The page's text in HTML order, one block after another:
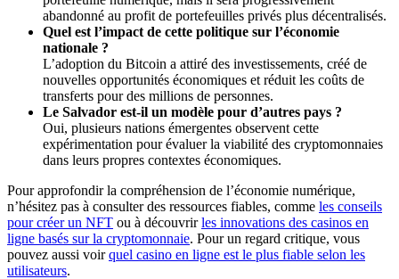
abandonné au profit de portefeuilles privés plus décentralisés.
Quel est l’impact de cette politique sur l’économie
nationale ?
L’adoption du Bitcoin a attiré des investissements, créé de
nouvelles opportunités économiques et réduit les coûts de
transferts pour des millions de personnes.
Le Salvador est-il un modèle pour d’autres pays ?
Oui, plusieurs nations émergentes observent cette
expérimentation pour évaluer la viabilité des cryptomonnaies
dans leurs propres contextes économiques.
Pour approfondir la compréhension de l’économie numérique,
n’hésitez pas à consulter des ressources fiables, comme les conseils
pour créer un NFT ou à découvrirles innovations des casinos en
ligne basés sur la cryptomonnaie. Pour un regard critique, vous
pouvez aussi voirquel casino en ligne est le plus fiable selon les
utilisateurs.